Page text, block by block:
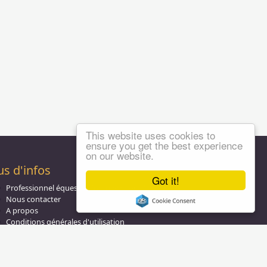
Got it!
This website uses cookies to
ensure you get the best experience
on our website.
d'infos
Professionnel équestre, Inscrivez-vous !
Nous contacter
A propos
Conditions générales d'utilisation